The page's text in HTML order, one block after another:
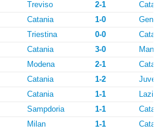
Treviso 2-1
Catania 1-0
Genoa
Triestina 0-0
Catania 3-0
Modena 2-1
Catania 1-2
Catania 1-1
Lazio
Sampdoria 1-1
Milan 1-1